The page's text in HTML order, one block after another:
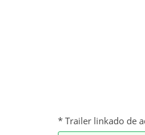
* Trailer linkado de